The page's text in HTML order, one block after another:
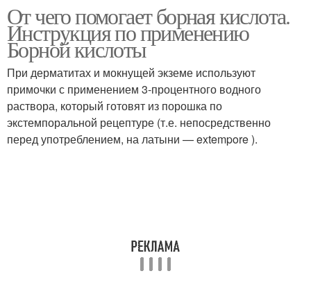
От чего помогает борная кислота.
Инструкция по применению
Борной кислоты
При дерматитах и мокнущей экземе используют
примочки с применением 3-процентного водного
раствора, который готовят из порошка по
экстемпоральной рецептуре (т.е. непосредственно
перед употреблением, на латыни — extempore ).